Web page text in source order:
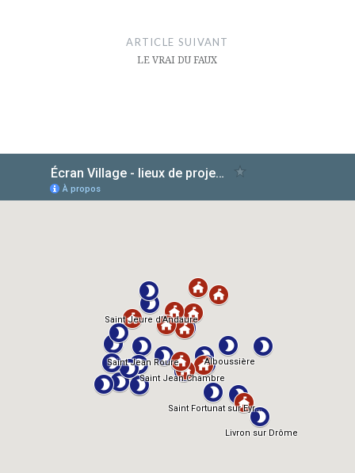
ARTICLE SUIVANT
LE VRAI DU FAUX